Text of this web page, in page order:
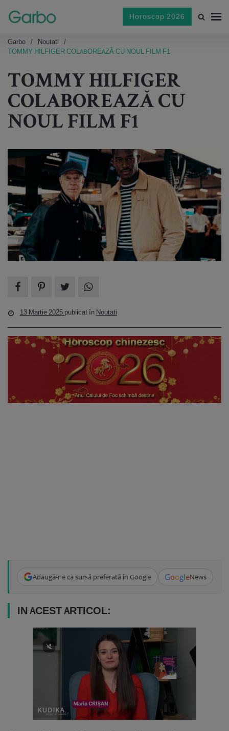
Horoscop 2026
Garbo
Noutati
TOMMY HILFIGER COLABOREAZĂ CU NOUL FILM F1
TOMMY HILFIGER
COLABOREAZĂ CU
NOUL FILM F1
13 Martie 2025 publicat în Noutati
Adaugă-ne ca sursă preferată în Google GoogleNews
IN ACEST ARTICOL: